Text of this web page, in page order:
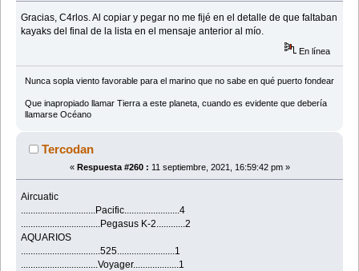
Gracias, C4rlos. Al copiar y pegar no me fijé en el detalle de que faltaban
kayaks del final de la lista en el mensaje anterior al mío.
En línea
Nunca sopla viento favorable para el marino que no sabe en qué puerto fondear
Que inapropiado llamar Tierra a este planeta, cuando es evidente que debería
llamarse Océano
Tercodan
« Respuesta #260 : 11 septiembre, 2021, 16:59:42 pm »
Aircuatic
...............................Pacific.......................4
.................................Pegasus K-2............2
AQUARIOS
.................................525........................1
................................Voyager...................1